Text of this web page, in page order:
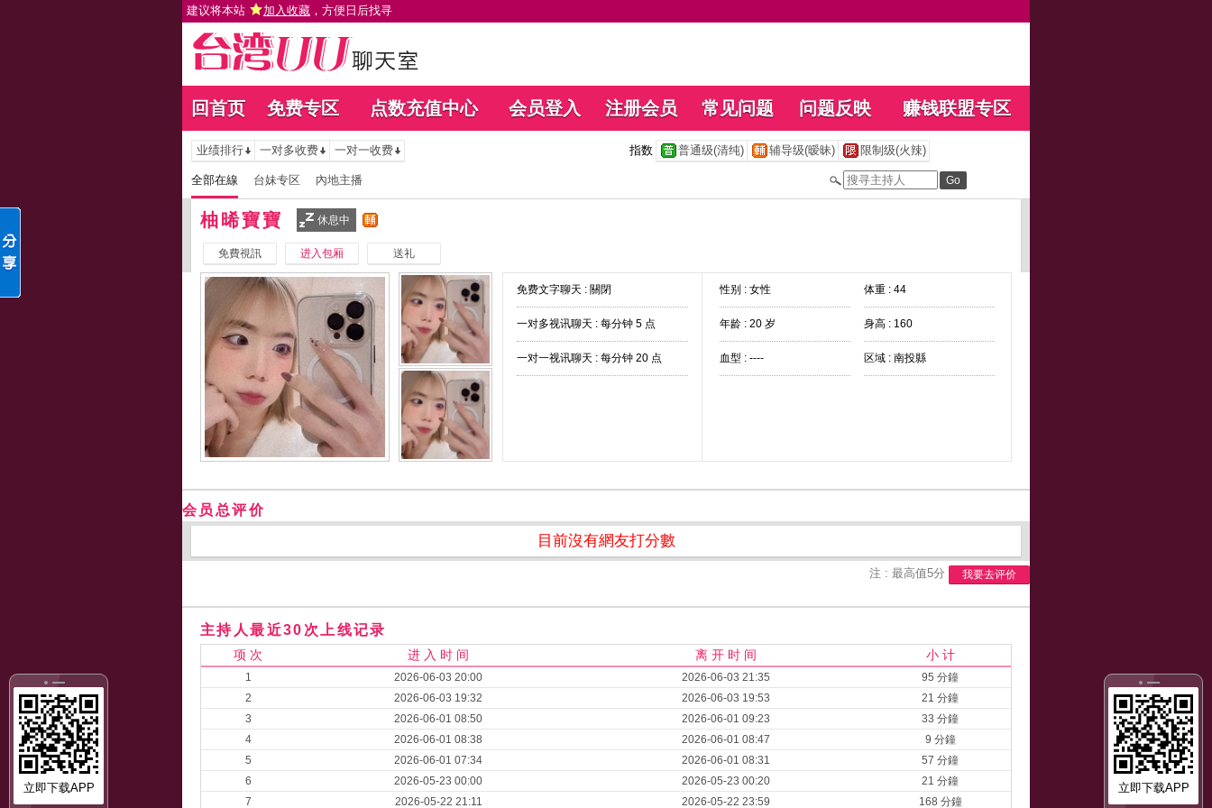
建议将本站 加入收藏 ，方便日后找寻
回首页 免费专区 点数充值中心 会员登入 注册会员 常见问题 问题反映 赚钱联盟专区
立即下载APP
立即下载APP
业绩排行 一对多收费 一对一收费 指数 普通级(清纯) 辅导级(暧昧) 限制级(火辣)
全部在線 台妹专区 內地主播
柚晞寶寶 休息中
免費視訊 进入包厢 送礼
免费文字聊天 : 關閉
一对多视讯聊天 : 每分钟 5 点
一对一视讯聊天 : 每分钟 20 点
性别 : 女性 体重 : 44
年龄 : 20 岁 身高 : 160
血型 : ---- 区域 : 南投縣
会员总评价
目前沒有網友打分數
注 : 最高值5分 我要去评价
主持人最近30次上线记录
项 次 进 入 时 间 离 开 时 间 小 计
1 2026-06-03 20:00 2026-06-03 21:35
95 分鐘
2
2026-06-03 19:32 2026-06-03 19:53
21 分鐘
3
2026-06-01 08:50 2026-06-01 09:23
33 分鐘
4
2026-06-01 08:38 2026-06-01 08:47
9 分鐘
5
2026-06-01 07:34 2026-06-01 08:31
57 分鐘
6
2026-05-23 00:00 2026-05-23 00:20
21 分鐘
7
2026-05-22 21:11 2026-05-22 23:59 168 分鐘